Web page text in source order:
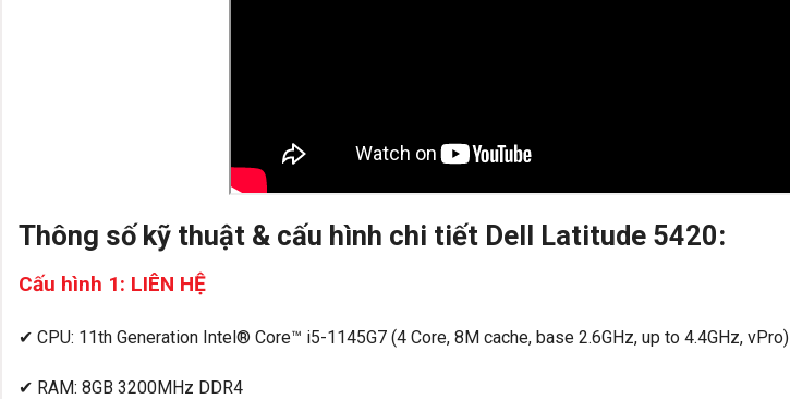
Thông số kỹ thuật & cấu hình chi tiết Dell Latitude 5420:
Cấu hình 1: LIÊN HỆ
✔ CPU: 11th Generation Intel® Core™ i5-1145G7 (4 Core, 8M cache, base 2.6GHz, up to 4.4GHz, vPro)
✔ RAM: 8GB 3200MHz DDR4